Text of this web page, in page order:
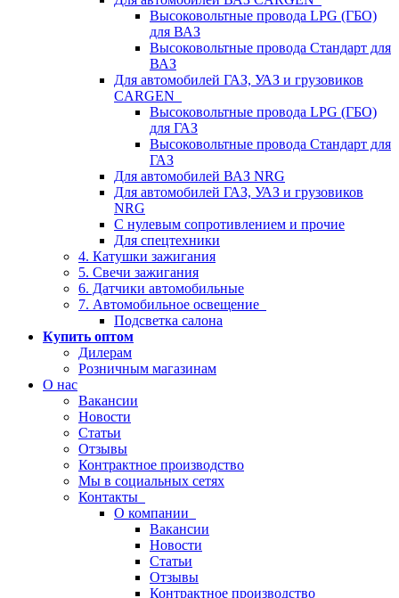
Высоковольтные провода LPG (ГБО)
для ВАЗ
Высоковольтные провода Стандарт для
ВАЗ
Для автомобилей ГАЗ, УАЗ и грузовиков
CARGEN
Высоковольтные провода LPG (ГБО)
для ГАЗ
Высоковольтные провода Стандарт для
ГАЗ
Для автомобилей ВАЗ NRG
Для автомобилей ГАЗ, УАЗ и грузовиков
NRG
С нулевым сопротивлением и прочие
Для спецтехники
4. Катушки зажигания
5. Свечи зажигания
6. Датчики автомобильные
7. Автомобильное освещение
Подсветка салона
Купить оптом
Дилерам
Розничным магазинам
О нас
Вакансии
Новости
Статьи
Отзывы
Контрактное производство
Мы в социальных сетях
Контакты
О компании
Вакансии
Новости
Статьи
Отзывы
Контрактное производство